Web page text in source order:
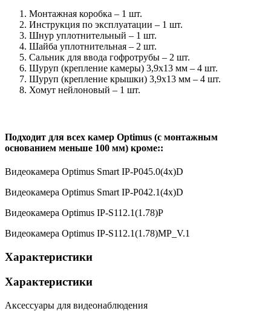
Монтажная коробка – 1 шт.
Инструкция по эксплуатации – 1 шт.
Шнур уплотнительный – 1 шт.
Шайба уплотнительная – 2 шт.
Сальник для ввода гофротрубы – 2 шт.
Шуруп (крепление камеры) 3,9х13 мм – 4 шт.
Шуруп (крепление крышки) 3,9х13 мм – 4 шт.
Хомут нейлоновый – 1 шт.
Подходит для всех камер Optimus (с монтажным
основанием меньше 100 мм) кроме::
Видеокамера Optimus Smart IP-P045.0(4x)D
Видеокамера Optimus Smart IP-P042.1(4x)D
Видеокамера Optimus IP-S112.1(1.78)P
Видеокамера Optimus IP-S112.1(1.78)MP_V.1
Характеристики
Характеристики
Аксессуары для видеонаблюдения